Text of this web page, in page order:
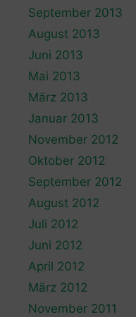
September 2013
August 2013
Juni 2013
Mai 2013
März 2013
Januar 2013
November 2012
Oktober 2012
September 2012
August 2012
Juli 2012
Juni 2012
April 2012
März 2012
November 2011